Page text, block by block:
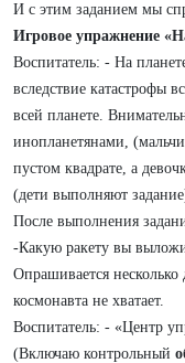
И с этим заданием мы
Игровое упражнение
Воспитатель: - На
вследствие катастрофы
всей планете.
инопланетянами,
пустом квадрате, а
(дети выполняют
После выполнения
-Какую ракету вы
Опрашивается
космонавта не хватает.
Воспитатель: - «Центр
(Включаю контрольный